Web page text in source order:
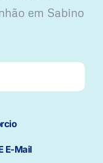
em Sabino
E-Mail